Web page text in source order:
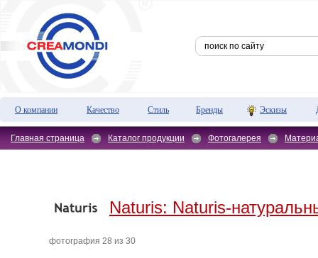
О компании Качество Стиль Бренды Эскизы
Главная страница Каталог продукции Фотогалерея
Naturis: Naturis-
фотография 28 из 30